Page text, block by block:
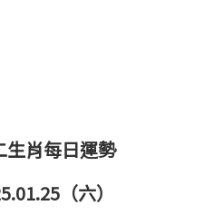
生肖每日運勢
（六）